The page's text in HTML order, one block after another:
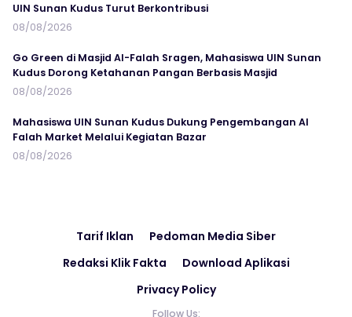
UIN Sunan Kudus Turut Berkontribusi
08/08/2026
Go Green di Masjid Al-Falah Sragen, Mahasiswa UIN Sunan
Kudus Dorong Ketahanan Pangan Berbasis Masjid
08/08/2026
Mahasiswa UIN Sunan Kudus Dukung Pengembangan Al
Falah Market Melalui Kegiatan Bazar
08/08/2026
Tarif Iklan
Pedoman Media Siber
Redaksi Klik Fakta
Download Aplikasi
Privacy Policy
Follow Us: